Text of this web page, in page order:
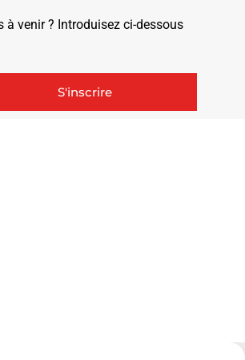
venir ? Introduisez ci-dessous
S'inscrire